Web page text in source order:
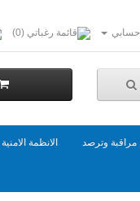
حسابي قائمة رغباتي (0)
مراقبة وترصد الانظمة الامنية